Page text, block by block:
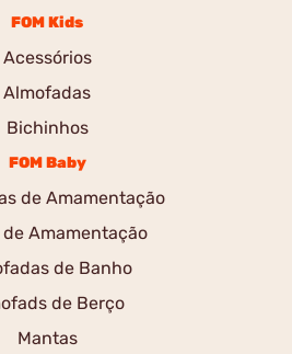
FOM Kids
Acessórios
Almofadas
Bichinhos
FOM Baby
de Amamentação
de Amamentação
de Banho
de Berço
Mantas